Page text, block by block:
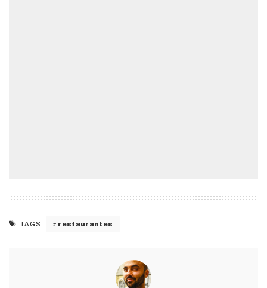
TAGS: restaurantes